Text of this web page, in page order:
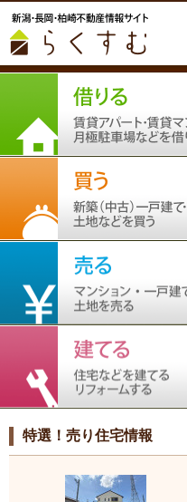
特選！売り住宅情報